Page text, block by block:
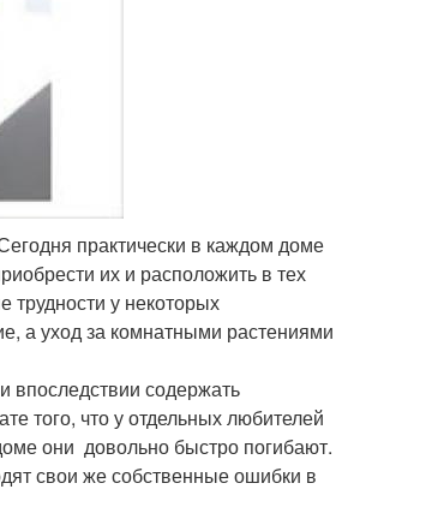
практически в каждом доме
их и расположить в тех
трудности у некоторых
а уход за комнатными растениями
впоследствии содержать
того, что у отдельных любителей
они довольно быстро погибают.
свои же собственные ошибки в